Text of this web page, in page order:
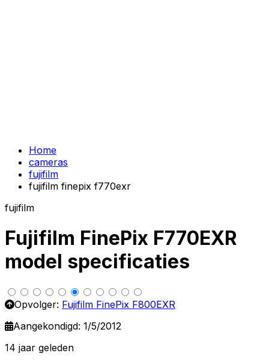
Home
cameras
fujifilm
fujifilm finepix f770exr
fujifilm
Fujifilm FinePix F770EXR
model specificaties
Opvolger: Fujifilm FinePix F800EXR
Aangekondigd: 1/5/2012
14 jaar geleden